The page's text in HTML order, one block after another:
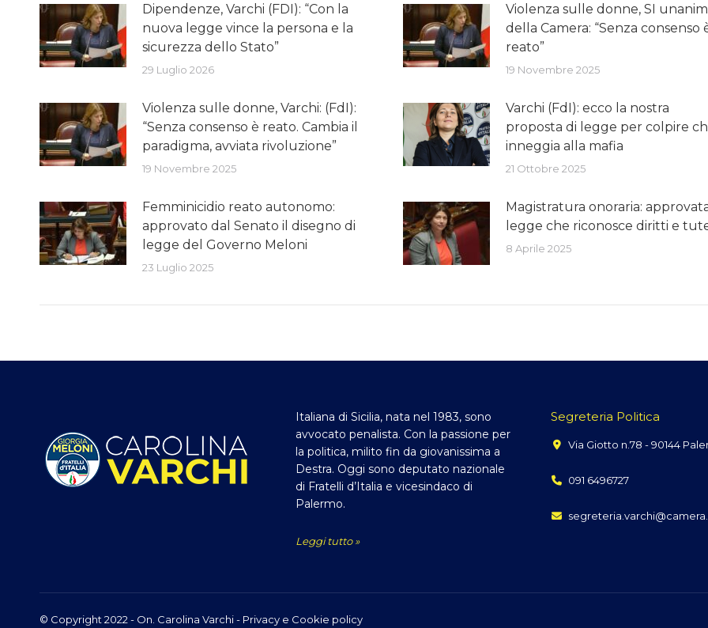
Dipendenze, Varchi (FDI): “Con la
nuova legge vince la persona e la
sicurezza dello Stato”
29 Luglio 2026
Violenza sulle donne, SI
della Camera: “Senza consenso
reato”
19 Novembre 2025
Violenza sulle donne, Varchi: (FdI):
“Senza consenso è reato. Cambia il
paradigma, avviata rivoluzione”
19 Novembre 2025
Varchi (FdI): ecco la nostra
proposta di legge per colpire
inneggia alla mafia
21 Ottobre 2025
Femminicidio reato autonomo:
approvato dal Senato il disegno di
legge del Governo Meloni
23 Luglio 2025
Magistratura onoraria:
legge che riconosce diritti e
8 Aprile 2025
Italiana di Sicilia, nata nel 1983, sono
avvocato penalista. Con la passione per
la politica, milito fin da giovanissima a
Destra. Oggi sono deputato nazionale
di Fratelli d’Italia e vicesindaco di
Palermo.
Leggi tutto »
Segreteria Politica
Via Giotto n.78 - 90144
091 6496727
© Copyright 2022 - On. Carolina Varchi - Privacy e Cookie policy